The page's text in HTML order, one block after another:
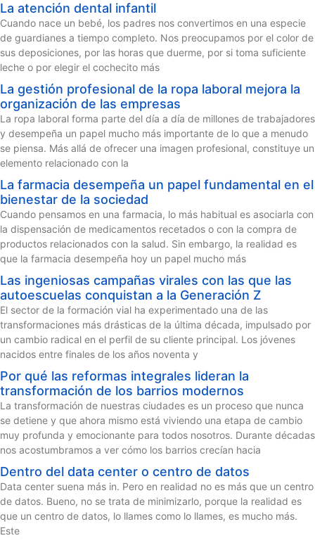
La atención dental infantil
Cuando nace un bebé, los padres nos convertimos en una especie
de guardianes a tiempo completo. Nos preocupamos por el color de
sus deposiciones, por las horas que duerme, por si toma suficiente
leche o por elegir el cochecito más
La gestión profesional de la ropa laboral mejora la
organización de las empresas
La ropa laboral forma parte del día a día de millones de trabajadores
y desempeña un papel mucho más importante de lo que a menudo
se piensa. Más allá de ofrecer una imagen profesional, constituye un
elemento relacionado con la
La farmacia desempeña un papel fundamental en el
bienestar de la sociedad
Cuando pensamos en una farmacia, lo más habitual es asociarla con
la dispensación de medicamentos recetados o con la compra de
productos relacionados con la salud. Sin embargo, la realidad es
que la farmacia desempeña hoy un papel mucho más
Las ingeniosas campañas virales con las que las
autoescuelas conquistan a la Generación Z
El sector de la formación vial ha experimentado una de las
transformaciones más drásticas de la última década, impulsado por
un cambio radical en el perfil de su cliente principal. Los jóvenes
nacidos entre finales de los años noventa y
Por qué las reformas integrales lideran la
transformación de los barrios modernos
La transformación de nuestras ciudades es un proceso que nunca
se detiene y que ahora mismo está viviendo una etapa de cambio
muy profunda y emocionante para todos nosotros. Durante décadas
nos acostumbramos a ver cómo los barrios crecían hacia
Dentro del data center o centro de datos
Data center suena más in. Pero en realidad no es más que un centro
de datos. Bueno, no se trata de minimizarlo, porque la realidad es
que un centro de datos, lo llames como lo llames, es mucho más.
Este